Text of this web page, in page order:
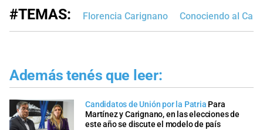
#TEMAS: Florencia Carignano Conociendo al
Además tenés que leer:
Candidatos de Unión por la Patria Para
Martínez y Carignano, en las elecciones de
este año se discute el modelo de país